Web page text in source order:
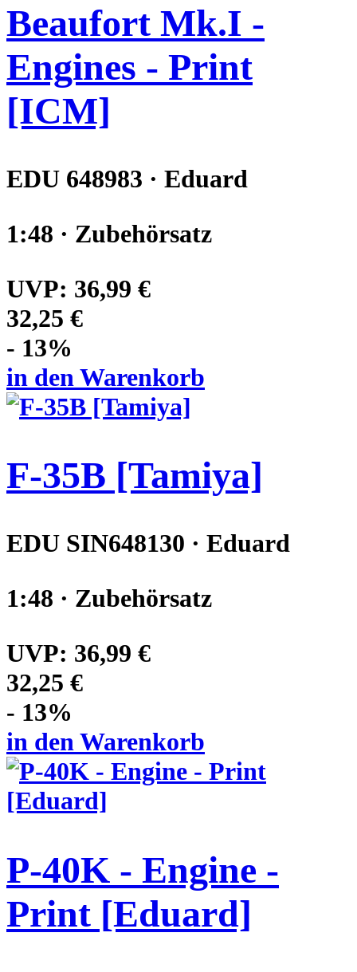
Beaufort Mk.I -
Engines - Print
[ICM]
EDU 648983 · Eduard
1:48 · Zubehörsatz
UVP: 36,99 €
32,25 €
- 13%
in den Warenkorb
F-35B [Tamiya]
EDU SIN648130 · Eduard
1:48 · Zubehörsatz
UVP: 36,99 €
32,25 €
- 13%
in den Warenkorb
P-40K - Engine -
Print [Eduard]